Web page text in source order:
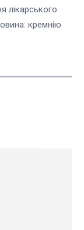
лікарського
кремнію